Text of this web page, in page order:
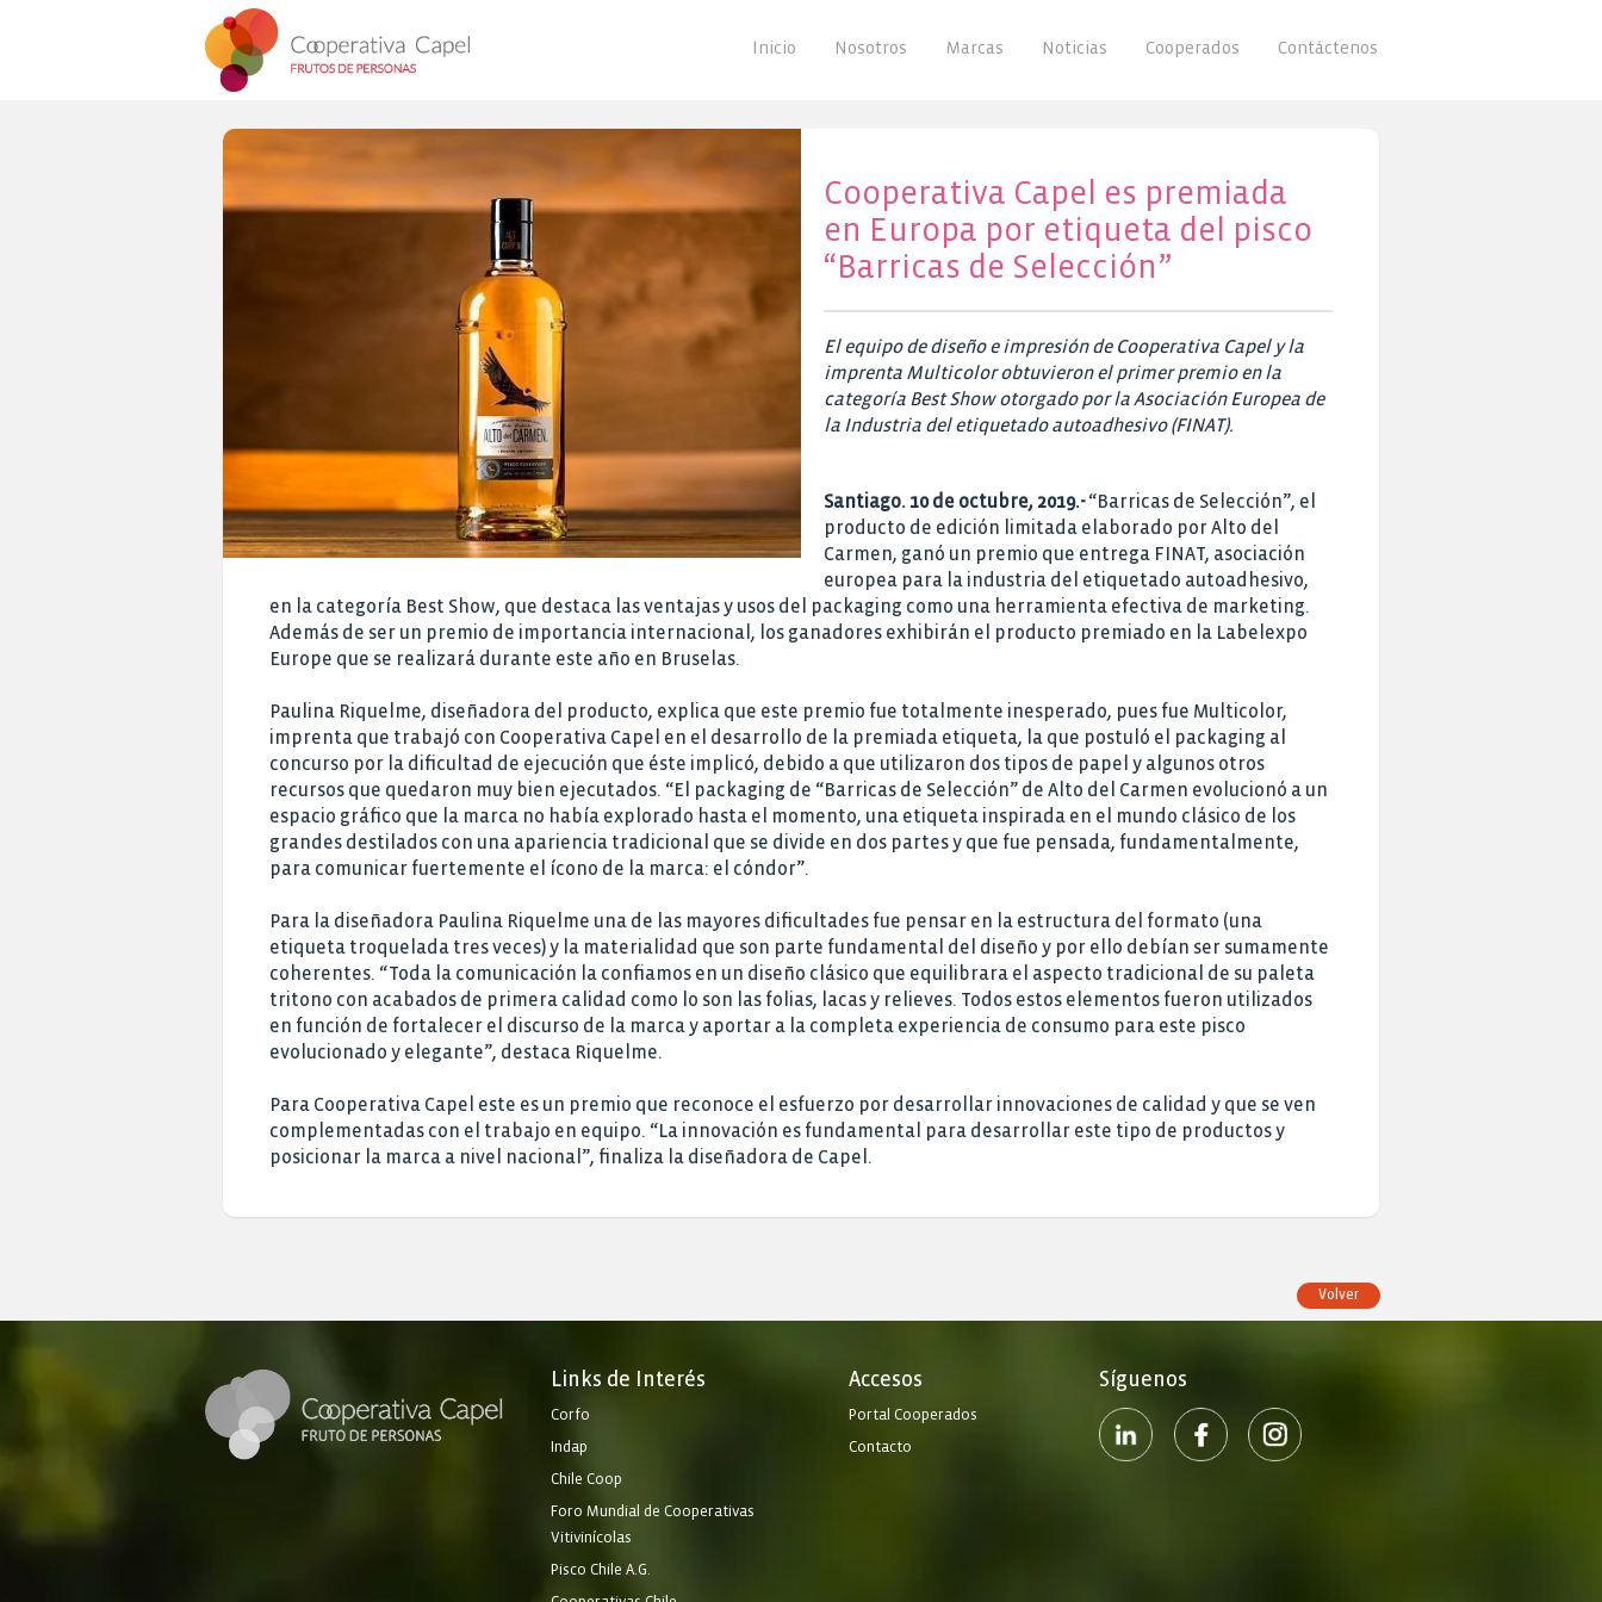
Inicio Nosotros Marcas Noticias Cooperados Contáctenos
Cooperativa Capel es premiada
en Europa por etiqueta del pisco
“Barricas de Selección”
El equipo de diseño e impresión de Cooperativa Capel y la
imprenta Multicolor obtuvieron el primer premio en la
categoría Best Show otorgado por la Asociación Europea de
la Industria del etiquetado autoadhesivo (FINAT).
Santiago. 10 de octubre, 2019.-“Barricas de Selección”, el
producto de edición limitada elaborado por Alto del
Carmen, ganó un premio que entrega FINAT, asociación
europea para la industria del etiquetado autoadhesivo,
en la categoría Best Show, que destaca las ventajas y usos del packaging como una herramienta efectiva de marketing.
Además de ser un premio de importancia internacional, los ganadores exhibirán el producto premiado en la Labelexpo
Europe que se realizará durante este año en Bruselas.
Paulina Riquelme, diseñadora del producto, explica que este premio fue totalmente inesperado, pues fue Multicolor,
imprenta que trabajó con Cooperativa Capel en el desarrollo de la premiada etiqueta, la que postuló el packaging al
concurso por la dificultad de ejecución que éste implicó, debido a que utilizaron dos tipos de papel y algunos otros
recursos que quedaron muy bien ejecutados. “El packaging de “Barricas de Selección” de Alto del Carmen evolucionó a un
espacio gráfico que la marca no había explorado hasta el momento, una etiqueta inspirada en el mundo clásico de los
grandes destilados con una apariencia tradicional que se divide en dos partes y que fue pensada, fundamentalmente,
para comunicar fuertemente el ícono de la marca: el cóndor”.
Para la diseñadora Paulina Riquelme una de las mayores dificultades fue pensar en la estructura del formato (una
etiqueta troquelada tres veces) y la materialidad que son parte fundamental del diseño y por ello debían ser sumamente
coherentes. “Toda la comunicación la confiamos en un diseño clásico que equilibrara el aspecto tradicional de su paleta
tritono con acabados de primera calidad como lo son las folias, lacas y relieves. Todos estos elementos fueron utilizados
en función de fortalecer el discurso de la marca y aportar a la completa experiencia de consumo para este pisco
evolucionado y elegante”, destaca Riquelme.
Para Cooperativa Capel este es un premio que reconoce el esfuerzo por desarrollar innovaciones de calidad y que se ven
complementadas con el trabajo en equipo. “La innovación es fundamental para desarrollar este tipo de productos y
posicionar la marca a nivel nacional”, finaliza la diseñadora de Capel.
Volver
Links de Interés
Corfo
Indap
Chile Coop
Foro Mundial de Cooperativas
Vitivinícolas
Pisco Chile A.G.
Accesos
Portal Cooperados
Contacto
Síguenos